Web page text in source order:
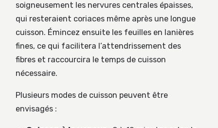
soigneusement les nervures centrales épaisses,
qui resteraient coriaces même après une longue
cuisson. Émincez ensuite les feuilles en lanières
fines, ce qui facilitera l’attendrissement des
fibres et raccourcira le temps de cuisson
nécessaire.
Plusieurs modes de cuisson peuvent être
envisagés :